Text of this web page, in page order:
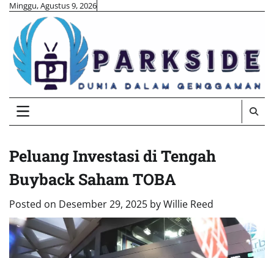
Skip
content
Minggu, Agustus 9, 2026
Peluang Investasi di Tengah
Buyback Saham TOBA
Posted on Desember 29, 2025 byWillie Reed